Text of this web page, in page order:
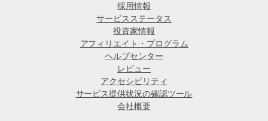
採用情報
サービスステータス
投資家情報
アフィリエイト・プログラム
ヘルプセンター
レビュー
アクセシビリティ
サービス提供状況の確認ツール
会社概要